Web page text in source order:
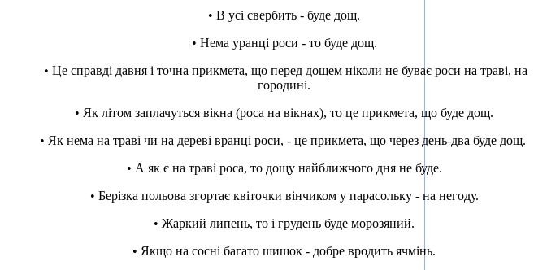
• В усі свербить - буде дощ.
• Нема уранці роси - то буде дощ.
• Це справді давня і точна прикмета, що перед дощем ніколи не буває роси на траві, на
городині.
• Як літом заплачуться вікна (роса на вікнах), то це прикмета, що буде дощ.
• Як нема на траві чи на дереві вранці роси, - це прикмета, що через день-два буде дощ.
• А як є на траві роса, то дощу найближчого дня не буде.
• Берізка польова згортає квіточки вінчиком у парасольку - на негоду.
• Жаркий липень, то і грудень буде морозяний.
• Якщо на сосні багато шишок - добре вродить ячмінь.